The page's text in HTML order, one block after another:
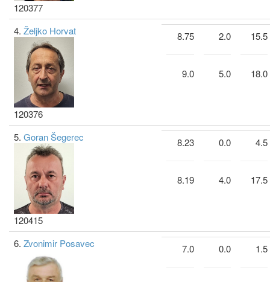
120377
4. Željko Horvat
120376
8.75
9.0
2.0
5.0
15.5
18.0
5. Goran Šegerec
120415
8.23
8.19
0.0
4.0
4.5
17.5
6. Zvonimir Posavec 7.0 0.0 1.5